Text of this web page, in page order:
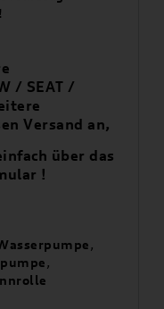
/ SEAT /
Versand an,
über das
!
,
,